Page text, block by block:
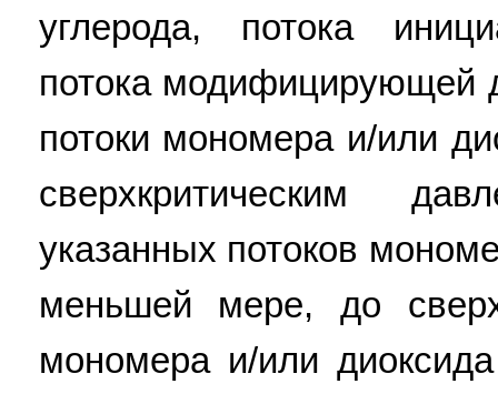
углерода, потока
потока модифицирующей
потоки мономера и/или
сверхкритическим
указанных потоков
меньшей мере, до
мономера и/или